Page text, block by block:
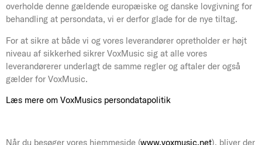
overholde denne gældende europæiske og danske lovgivning for
behandling at persondata, vi er derfor glade for de nye tiltag.
For at sikre at både vi og vores leverandører opretholder er højt
niveau af sikkerhed sikrer VoxMusic sig at alle vores
leverandørerer underlagt de samme regler og aftaler der også
gælder for VoxMusic.
Læs mere om VoxMusics persondatapolitik
Når du besøger vores hjemmeside (www.voxmusic.net), bliver der